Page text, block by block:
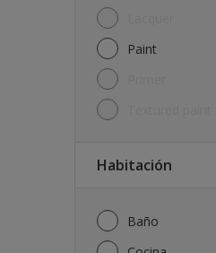
Paint
Habitación
Baño